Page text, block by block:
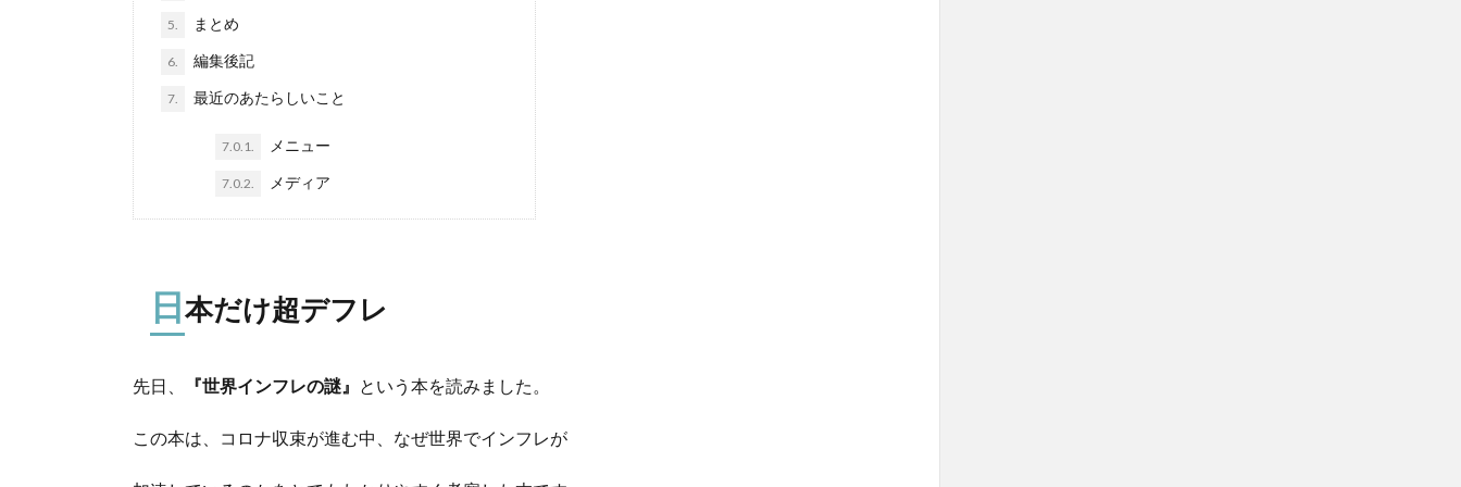
5. まとめ
6. 編集後記
7. 最近のあたらしいこと
7.0.1. メニュー
7.0.2. メディア
日本だけ超デフレ
先日、 『世界インフレの謎』 という本を読みました。
この本は、コロナ収束が進む中、なぜ世界でインフレが